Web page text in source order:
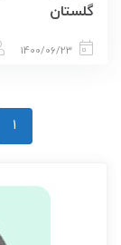
گلستان
1400/06/23
1